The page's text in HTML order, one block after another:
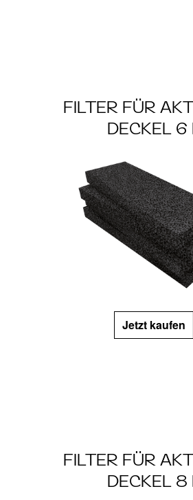
FILTER FÜR
DECKEL 6
Jetzt kaufen
FILTER FÜR
DECKEL 8